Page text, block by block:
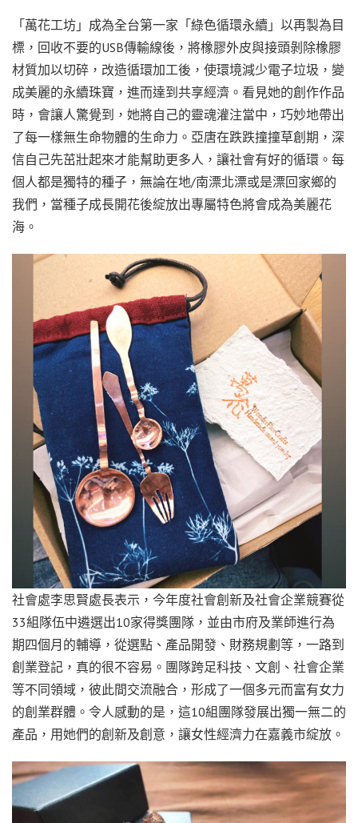
「萬花工坊」成為全台第一家「綠色循環永續」以再製為目
標，回收不要的USB傳輸線後，將橡膠外皮與接頭剝除橡膠
材質加以切碎，改造循環加工後，使環境減少電子垃圾，變
成美麗的永續珠寶，進而達到共享經濟。看見她的創作作品
時，會讓人驚覺到，她將自己的靈魂灌注當中，巧妙地帶出
了每一樣無生命物體的生命力。亞唐在跌跌撞撞草創期，深
信自己先茁壯起來才能幫助更多人，讓社會有好的循環。每
個人都是獨特的種子，無論在地/南漂北漂或是漂回家鄉的
我們，當種子成長開花後綻放出專屬特色將會成為美麗花
海。
社會處李思賢處長表示，今年度社會創新及社會企業競賽從
33組隊伍中遴選出10家得獎團隊，並由市府及業師進行為
期四個月的輔導，從選點、產品開發、財務規劃等，一路到
創業登記，真的很不容易。團隊跨足科技、文創、社會企業
等不同領域，彼此間交流融合，形成了一個多元而富有女力
的創業群體。令人感動的是，這10組團隊發展出獨一無二的
產品，用她們的創新及創意，讓女性經濟力在嘉義市綻放。